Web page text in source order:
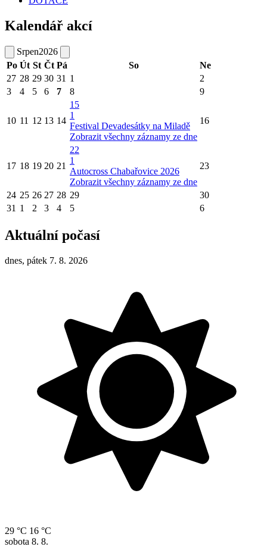
Kalendář akcí
Srpen2026
Po Út St Čt Pá So
Ne
27 28 29 30 31 1
2
3
4 5 6 7 8 9
10 11 12 13 14
15
1
Festival Devadesátky na Miladě
Zobrazit všechny záznamy ze dne
16
17 18 19 20 21
22
1
Autocross Chabařovice 2026
Zobrazit všechny záznamy ze dne
23
24 25 26 27 28 29
30
31 1 2 3 4 5 6
Aktuální počasí
dnes, pátek 7. 8. 2026
29 °C 16 °C
sobota 8. 8.